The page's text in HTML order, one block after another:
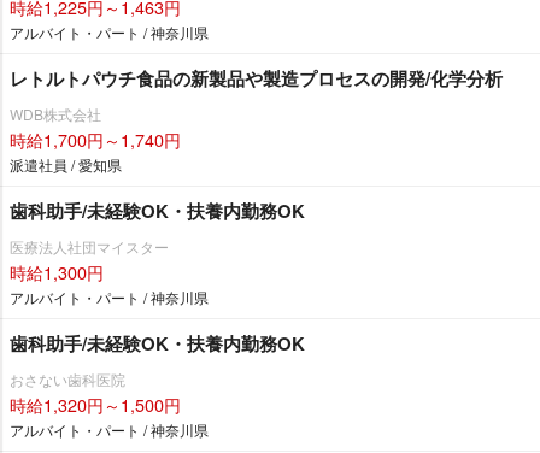
時給1,225円～1,463円
アルバイト・パート / 神奈川県
レトルトパウチ食品の新製品や製造プロセスの開発/化学分析
WDB株式会社
時給1,700円～1,740円
派遣社員 / 愛知県
歯科助手/未経験OK・扶養内勤務OK
医療法人社団マイスター
時給1,300円
アルバイト・パート / 神奈川県
歯科助手/未経験OK・扶養内勤務OK
おさない歯科医院
時給1,320円～1,500円
アルバイト・パート / 神奈川県